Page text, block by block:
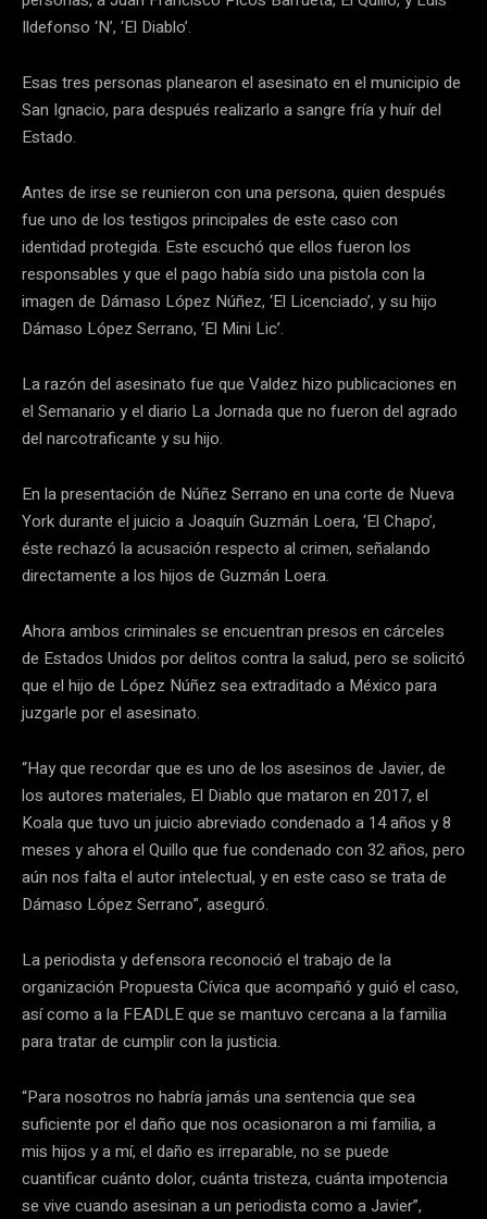
Ildefonso ‘N’, ‘El Diablo’.
Esas tres personas planearon el asesinato en el municipio de
San Ignacio, para después realizarlo a sangre fría y huír del
Estado.
Antes de irse se reunieron con una persona, quien después
fue uno de los testigos principales de este caso con
identidad protegida. Este escuchó que ellos fueron los
responsables y que el pago había sido una pistola con la
imagen de Dámaso López Núñez, ‘El Licenciado’, y su hijo
Dámaso López Serrano, ‘El Mini Lic’.
La razón del asesinato fue que Valdez hizo publicaciones en
el Semanario y el diario La Jornada que no fueron del agrado
del narcotraficante y su hijo.
En la presentación de Núñez Serrano en una corte de Nueva
York durante el juicio a Joaquín Guzmán Loera, ‘El Chapo’,
éste rechazó la acusación respecto al crimen, señalando
directamente a los hijos de Guzmán Loera.
Ahora ambos criminales se encuentran presos en cárceles
de Estados Unidos por delitos contra la salud, pero se solicitó
que el hijo de López Núñez sea extraditado a México para
juzgarle por el asesinato.
“Hay que recordar que es uno de los asesinos de Javier, de
los autores materiales, El Diablo que mataron en 2017, el
Koala que tuvo un juicio abreviado condenado a 14 años y 8
meses y ahora el Quillo que fue condenado con 32 años, pero
aún nos falta el autor intelectual, y en este caso se trata de
Dámaso López Serrano”, aseguró.
La periodista y defensora reconoció el trabajo de la
organización Propuesta Cívica que acompañó y guió el caso,
así como a la FEADLE que se mantuvo cercana a la familia
para tratar de cumplir con la justicia.
“Para nosotros no habría jamás una sentencia que sea
suficiente por el daño que nos ocasionaron a mi familia, a
mis hijos y a mí, el daño es irreparable, no se puede
cuantificar cuánto dolor, cuánta tristeza, cuánta impotencia
se vive cuando asesinan a un periodista como a Javier”,